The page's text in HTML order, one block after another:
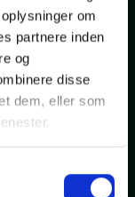
om
partnere inden
og
disse
dem, eller som